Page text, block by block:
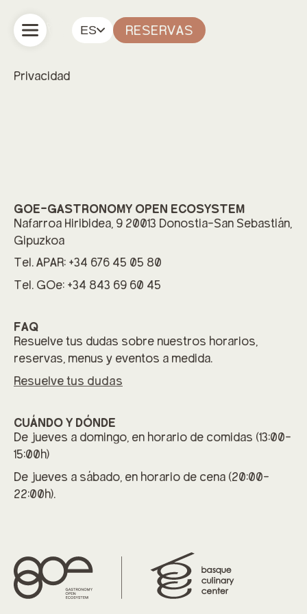
ES RESERVAS
Privacidad
GOE-GASTRONOMY OPEN ECOSYSTEM
Nafarroa Hiribidea, 9 20013 Donostia-San Sebastián,
Gipuzkoa
Tel. APAR: +34 676 45 05 80
Tel. GOe: +34 843 69 60 45
FAQ
Resuelve tus dudas sobre nuestros horarios,
reservas, menus y eventos a medida.
Resuelve tus dudas
CUÁNDO Y DÓNDE
De jueves a domingo, en horario de comidas (13:00-
15:00h)
De jueves a sábado, en horario de cena (20:00-
22:00h).